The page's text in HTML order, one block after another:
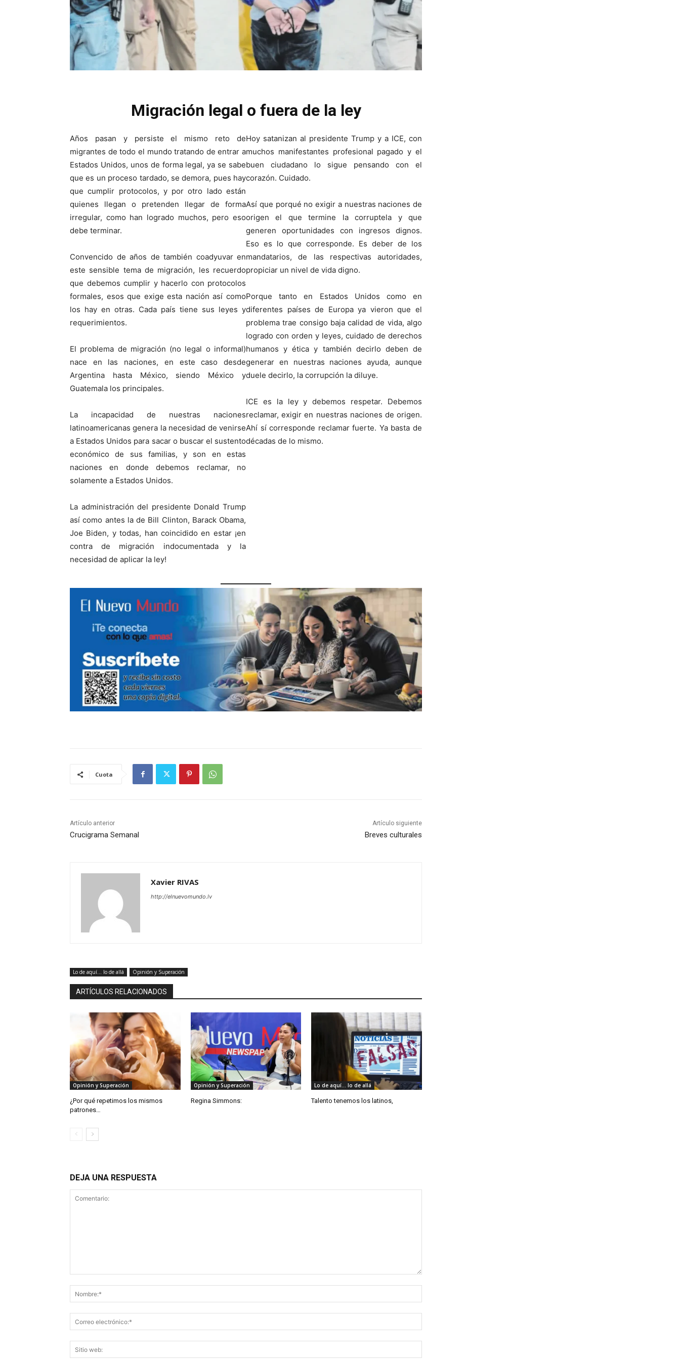
Migración legal o fuera de la ley
Años pasan y persiste el mismo reto de
migrantes de todo el mundo tratando de entrar a
Estados Unidos, unos de forma legal, ya se sabe
que es un proceso tardado, se demora, pues hay
que cumplir protocolos, y por otro lado están
quienes llegan o pretenden llegar de forma
irregular, como han logrado muchos, pero eso
debe terminar.
Convencido de años de también coadyuvar en
este sensible tema de migración, les recuerdo
que debemos cumplir y hacerlo con protocolos
formales, esos que exige esta nación así como
los hay en otras. Cada país tiene sus leyes y
requerimientos.
El problema de migración (no legal o informal)
nace en las naciones, en este caso desde
Argentina hasta México, siendo México y
Guatemala los principales.
La incapacidad de nuestras naciones
latinoamericanas genera la necesidad de venirse
a Estados Unidos para sacar o buscar el sustento
económico de sus familias, y son en estas
naciones en donde debemos reclamar, no
solamente a Estados Unidos.
La administración del presidente Donald Trump
así como antes la de Bill Clinton, Barack Obama,
Joe Biden, y todas, han coincidido en estar ¡en
contra de migración indocumentada y la
necesidad de aplicar la ley!
Hoy satanizan al presidente Trump y a ICE, con
muchos manifestantes profesional pagado y el
buen ciudadano lo sigue pensando con el
corazón. Cuidado.
Así que porqué no exigir a nuestras naciones de
origen el que termine la corruptela y que
generen oportunidades con ingresos dignos.
Eso es lo que corresponde. Es deber de los
mandatarios, de las respectivas autoridades,
propiciar un nivel de vida digno.
Porque tanto en Estados Unidos como en
diferentes países de Europa ya vieron que el
problema trae consigo baja calidad de vida, algo
logrado con orden y leyes, cuidado de derechos
humanos y ética y también decirlo deben de
generar en nuestras naciones ayuda, aunque
duele decirlo, la corrupción la diluye.
ICE es la ley y debemos respetar. Debemos
reclamar, exigir en nuestras naciones de origen.
Ahí sí corresponde reclamar fuerte. Ya basta de
décadas de lo mismo.
Cuota
Artículo anterior
Crucigrama Semanal
Artículo siguiente
Breves culturales
Xavier RIVAS
http://elnuevomundo.lv
Lo de aquí... lo de allá Opinión y Superación
ARTÍCULOS RELACIONADOS
Opinión y Superación
¿Por qué repetimos los mismos
patrones…
Opinión y Superación
Regina Simmons:
Lo de aquí... lo de allá
Talento tenemos los latinos,
DEJA UNA RESPUESTA
electrónico:*
web: